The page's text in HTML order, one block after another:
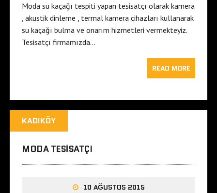
Moda su kaçağı tespiti yapan tesisatçı olarak kamera
, akustik dinleme , termal kamera cihazları kullanarak
su kaçağı bulma ve onarım hizmetleri vermekteyiz.
Tesisatçı firmamızda…
READ MORE
KADIKÖY
MODA TESISATÇI
10 AĞUSTOS 2015